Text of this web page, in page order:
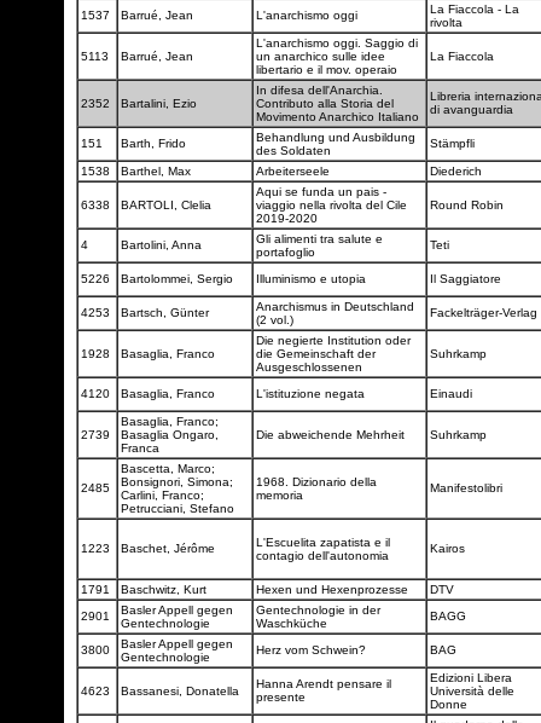
1537
Barrué, Jean L'anarchismo oggi
La Fiaccola - La
rivolta
5113 Barrué, Jean
L'anarchismo oggi. Saggio di
un anarchico sulle idee
libertario e il mov. operaio
La Fiaccola
2352 Bartalini, Ezio
In difesa dell'Anarchia.
Contributo alla Storia del
Movimento Anarchico Italiano
Libreria
di avanguardia
151 Barth, Frido
Behandlung und Ausbildung
des Soldaten
Stämpfli
1538 Barthel, Max Arbeiterseele Diederich
6338 BARTOLI, Clelia
Aqui se funda un pais -
viaggio nella rivolta del Cile
2019-2020
Round Robin
4 Bartolini, Anna
Gli alimenti tra salute e
portafoglio
Teti
5226 Bartolommei, Sergio Illuminismo e utopia Il Saggiatore
4253 Bartsch, Günter
Anarchismus in Deutschland
(2 vol.)
Fackelträger-Verlag
1928 Basaglia, Franco
Die negierte Institution oder
die Gemeinschaft der
Ausgeschlossenen
Suhrkamp
4120 Basaglia, Franco L'istituzione negata Einaudi
2739
Basaglia, Franco;
Basaglia Ongaro,
Franca
Die abweichende Mehrheit Suhrkamp
2485
Bascetta, Marco;
Bonsignori, Simona;
Carlini, Franco;
Petrucciani, Stefano
1968. Dizionario della
memoria
Manifestolibri
1223 Baschet, Jérôme
L'Escuelita zapatista e il
contagio dell'autonomia
Kairos
1791 Baschwitz, Kurt Hexen und Hexenprozesse
DTV
2901
Basler Appell gegen
Gentechnologie
Gentechnologie in der
Waschküche
BAGG
3800
Basler Appell gegen
Gentechnologie
Herz vom Schwein? BAG
4623 Bassanesi, Donatella
Hanna Arendt pensare il
presente
Edizioni Libera
Università delle
Donne